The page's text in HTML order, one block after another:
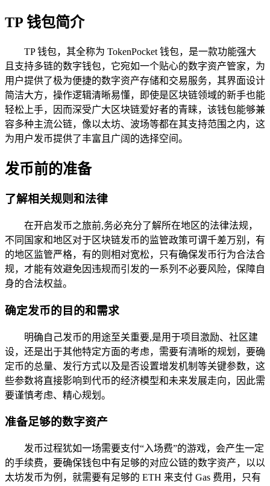
TP 钱包简介
TP 钱包，其全称为 TokenPocket 钱包，是一款功能强大
且支持多链的数字钱包，它宛如一个贴心的数字资产管家，为
用户提供了极为便捷的数字资产存储和交易服务，其界面设计
简洁大方，操作逻辑清晰易懂，即使是区块链领域的新手也能
轻松上手，因而深受广大区块链爱好者的青睐，该钱包能够兼
容多种主流公链，像以太坊、波场等都在其支持范围之内，这
为用户发币提供了丰富且广阔的选择空间。
发币前的准备
了解相关规则和法律
在开启发币之旅前,务必充分了解所在地区的法律法规，
不同国家和地区对于区块链发币的监管政策可谓千差万别，有
的地区监管严格，有的则相对宽松，只有确保发币行为合法合
规，才能有效避免因违规而引发的一系列不必要风险，保障自
身的合法权益。
确定发币的目的和需求
明确自己发币的用途至关重要,是用于项目激励、社区建
设，还是出于其他特定方面的考虑，需要有清晰的规划，要确
定币的总量、发行方式以及是否设置增发机制等关键参数，这
些参数将直接影响到代币的经济模型和未来发展走向，因此需
要谨慎考虑、精心规划。
准备足够的数字资产
发币过程犹如一场需要支付“入场费”的游戏，会产生一定
的手续费，要确保钱包中有足够的对应公链的数字资产，以以
太坊发币为例，就需要有足够的 ETH 来支付 Gas 费用，只有